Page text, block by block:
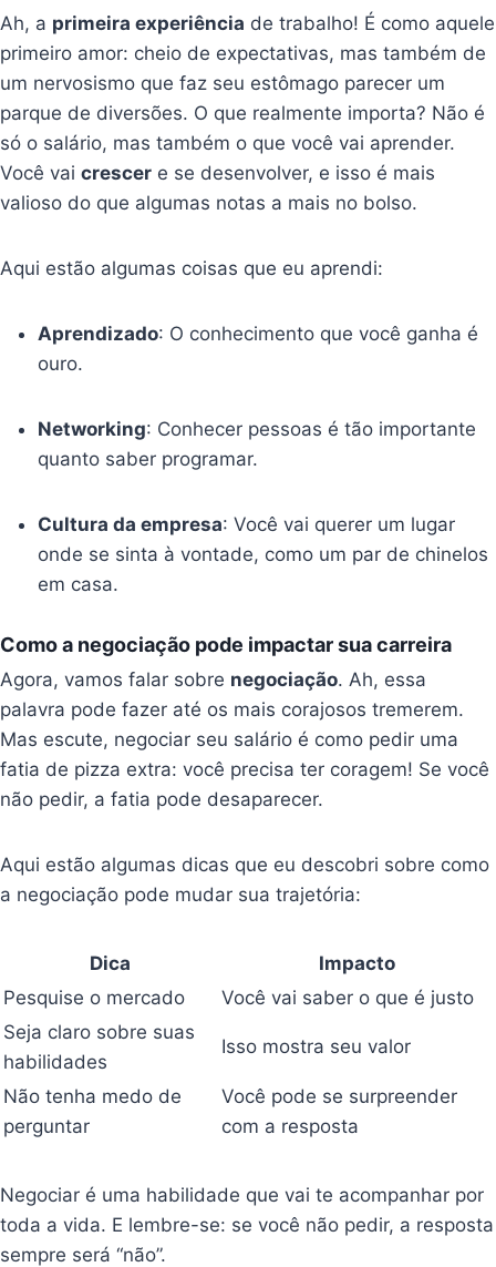
Ah, a primeira experiência de trabalho! É como aquele
primeiro amor: cheio de expectativas, mas também de
um nervosismo que faz seu estômago parecer um
parque de diversões. O que realmente importa? Não é
só o salário, mas também o que você vai aprender.
Você vaicrescer e se desenvolver, e isso é mais
valioso do que algumas notas a mais no bolso.
Aqui estão algumas coisas que eu aprendi:
Aprendizado: O conhecimento que você ganha é
ouro.
Networking: Conhecer pessoas é tão importante
quanto saber programar.
Cultura da empresa: Você vai querer um lugar
onde se sinta à vontade, como um par de chinelos
em casa.
Como a negociação pode impactar sua carreira
Agora, vamos falar sobre negociação. Ah, essa
palavra pode fazer até os mais corajosos tremerem.
Mas escute, negociar seu salário é como pedir uma
fatia de pizza extra: você precisa ter coragem! Se você
não pedir, a fatia pode desaparecer.
Aqui estão algumas dicas que eu descobri sobre como
a negociação pode mudar sua trajetória:
Dica
Impacto
Pesquise o mercado
Você vai saber o que é justo
Seja claro sobre suas
habilidades
Isso mostra seu valor
Não tenha medo de
perguntar
Você pode se surpreender
com a resposta
Negociar é uma habilidade que vai te acompanhar por
toda a vida. E lembre-se: se você não pedir, a resposta
sempre será “não”.